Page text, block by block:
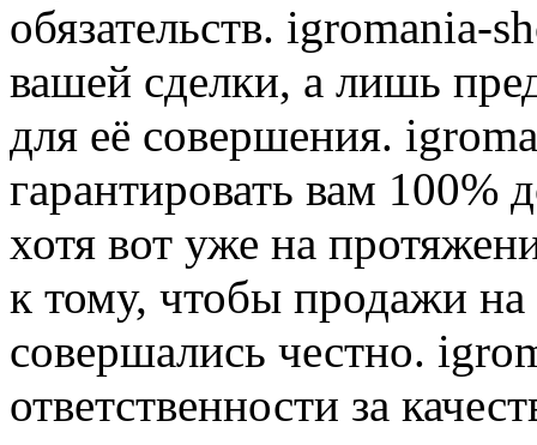
обязательств. igromania-
вашей сделки, а лишь
для её совершения.
гарантировать вам 100%
хотя вот уже на
к тому, чтобы продажи
совершались честно.
ответственности за